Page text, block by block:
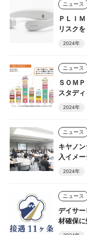
ニュース
ＰＬＩ
リスク
2024年
ニュース
ＳＯＭ
スタディ
2024年
ニュース
キヤノ
入イメ
2024年
ニュース
デイサ
材確保